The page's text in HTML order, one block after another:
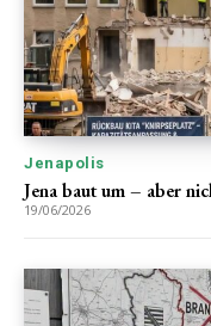
Jenapolis
Jena baut um – aber
19/06/2026